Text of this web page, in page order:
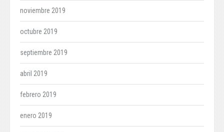
noviembre 2019
octubre 2019
septiembre 2019
abril 2019
febrero 2019
enero 2019